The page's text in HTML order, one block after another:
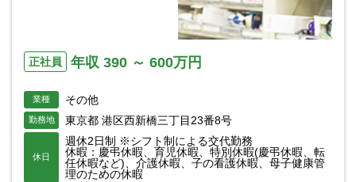
正社員 年収 390 ～ 600万円
業種 その他
勤務地 東京都 港区西新橋三丁目23番8号
休日
週休2日制 ※シフト制による交代勤務
休暇：慶弔休暇、育児休暇、特別休暇(慶弔休暇、転
任休暇など)、介護休暇、子の看護休暇、母子健康管
理のための休暇